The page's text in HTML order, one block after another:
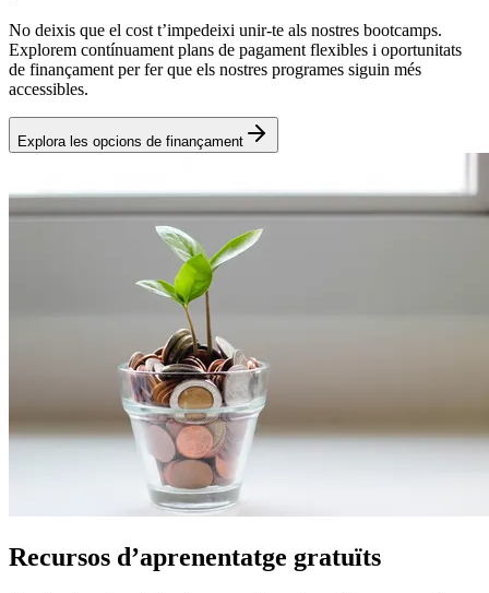
No deixis que el cost t’impedeixi unir-te als nostres bootcamps.
Explorem contínuament plans de pagament flexibles i oportunitats
de finançament per fer que els nostres programes siguin més
accessibles.
Explora les opcions de finançament
Recursos d’aprenentatge gratuïts